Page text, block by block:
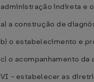
administração indireta e
a) a construção de
b) o estabelecimento e
c) o acompanhamento
VI - estabelecer as